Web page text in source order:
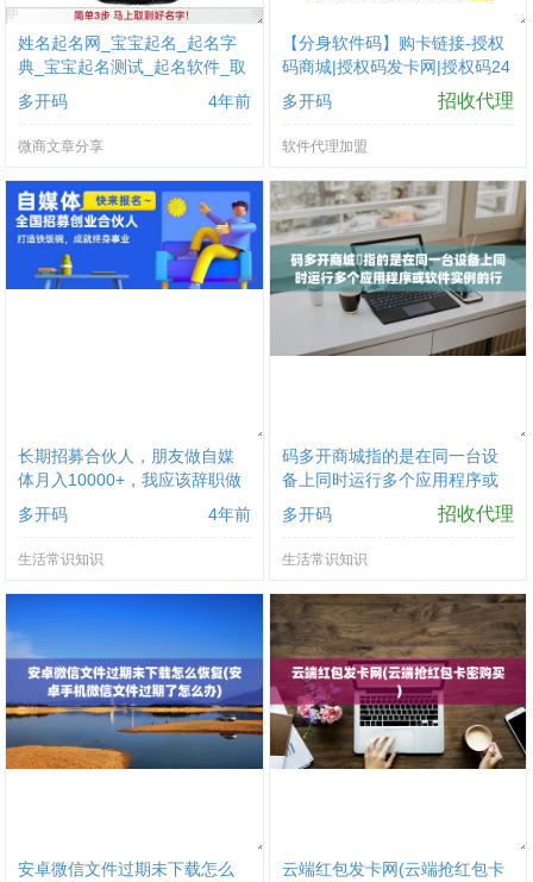
姓名起名网_宝宝起名_起名字
典_宝宝起名测试_起名软件_取
名网_起名网
多开码 4年前
微商文章分享
【分身软件码】购卡链接-授权
码商城|授权码发卡网|授权码24
小时自助发卡|点击进入
多开码 招收代理
软件代理加盟
长期招募合伙人，朋友做自媒
体月入10000+，我应该辞职做
自媒体吗？
多开码 4年前
生活常识知识
码多开商城‌指的是在同一台设
备上同时运行多个应用程序或
软件实例的行为
多开码 招收代理
生活常识知识
安卓微信文件过期未下载怎么
云端红包发卡网(云端抢红包卡